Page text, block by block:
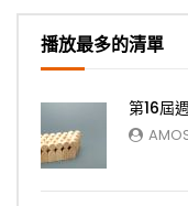
播放最多的清單
第16屆